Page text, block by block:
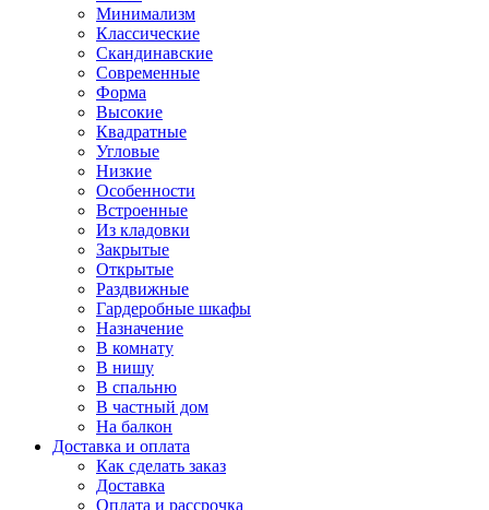
Минимализм
Классические
Скандинавские
Современные
Форма
Высокие
Квадратные
Угловые
Низкие
Особенности
Встроенные
Из кладовки
Закрытые
Открытые
Раздвижные
Гардеробные шкафы
Назначение
В комнату
В нишу
В спальню
В частный дом
На балкон
Доставка и оплата
Как сделать заказ
Доставка
Оплата и рассрочка